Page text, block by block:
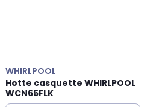
WHIRLPOOL
Hotte casquette WHIRLPOOL
WCN65FLK